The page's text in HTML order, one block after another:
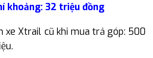
khoảng: 32 triệu đồng
xe Xtrail cũ khi mua trả góp: 500